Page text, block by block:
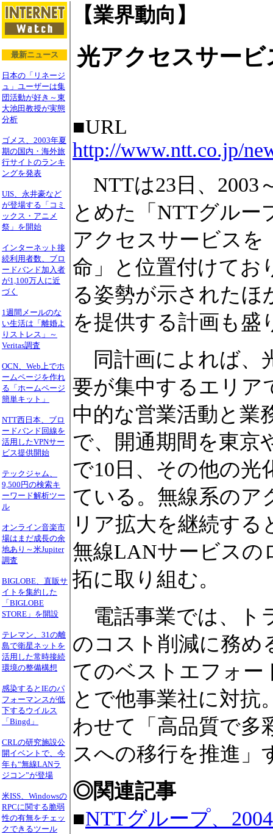
最新ニュース
日本の「リネージ
ュ」ユーザーは集
団活動が好き～東
大池田教授が実態
分析
ゴメス、2003年夏
期の国内・海外旅
行サイトのランキ
ングを発表
UIS、永井豪など
が登場する「コミ
ックス・アニメ
祭」を開始
インターネット接
続利用者数、ブロ
ードバンド加入者
が1,100万人に近
づく
1週間メールのな
い生活は「離婚よ
りストレス」～
Veritas調査
OCN、Web上でホ
ームページを作れ
る「ホームページ
簡単キット」
NTT西日本、ブロ
ードバンド回線を
活用したVPNサー
ビス提供開始
テックジャム、
9,500円の検索キ
ーワード解析ツー
ル
オンライン音楽市
場はまだ成長の余
地あり～米Jupiter
調査
BIGLOBE、直販サ
イトを集約した
「BIGLOBE
STORE」を開設
テレマン、31の離
島で衛星ネットを
活用した常時接続
環境の整備構想
感染するとIEのパ
フォーマンスが低
下するウイルス
「Bingd」
CRLの研究施設公
開イベントで、今
年も“無線LANラ
ジコン”が登場
米ISS、Windowsの
RPCに関する脆弱
性の有無をチェッ
クできるツール
【業界動向】
光アクセスサー
■URL
http://www.ntt.co.jp/
NTTは23日、2003
とめた「NTTグルー
アクセスサービス
命」と位置付けてお
る姿勢が示されたほ
を提供する計画も盛
同計画によれば、
要が集中するエリア
中的な営業活動と業
で、開通期間を東京
で10日、その他の光
ている。無線系のア
リア拡大を継続す
無線LANサービスの
拓に取り組む。
電話事業では、ト
のコスト削減に務め
てのベストエフォー
とで他事業社に対抗
わせて「高品質で多
スへの移行を推進」
◎関連記事
■NTTグループ、